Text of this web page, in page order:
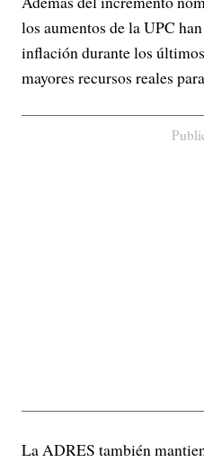
los aumentos de la UPC
inflación durante los
mayores recursos reales
La ADRES también